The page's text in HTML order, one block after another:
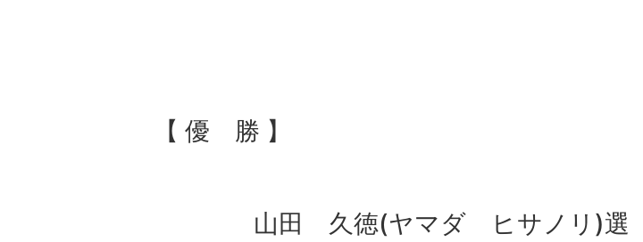
【 優 勝 】
山田 久徳(ヤマダ ヒサノリ)選